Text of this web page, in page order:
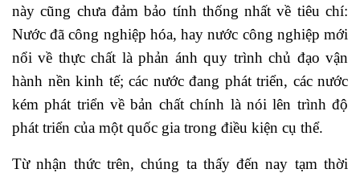
này cũng chưa đảm bảo tính thống nhất về tiêu chí:
Nước đã công nghiệp hóa, hay nước công nghiệp mới
nổi về thực chất là phản ánh quy trình chủ đạo vận
hành nền kinh tế; các nước đang phát triển, các nước
kém phát triển về bản chất chính là nói lên trình độ
phát triển của một quốc gia trong điều kiện cụ thể.
Từ nhận thức trên, chúng ta thấy đến nay tạm thời